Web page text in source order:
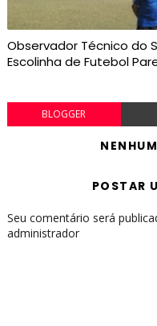
Observador Técnico do
Escolinha de Futebol
BLOGGER
POSTAR
Seu comentário será
administrador